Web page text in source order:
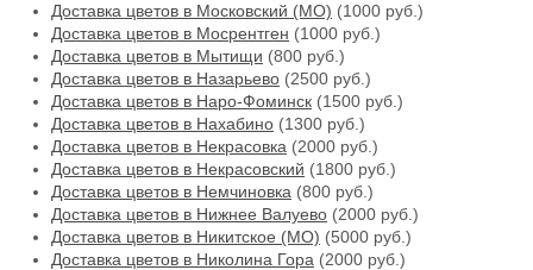
Доставка цветов в Московский (МО) (1000 руб.)
Доставка цветов в Мосрентген (1000 руб.)
Доставка цветов в Мытищи (800 руб.)
Доставка цветов в Назарьево (2500 руб.)
Доставка цветов в Наро-Фоминск (1500 руб.)
Доставка цветов в Нахабино (1300 руб.)
Доставка цветов в Некрасовка (2000 руб.)
Доставка цветов в Некрасовский (1800 руб.)
Доставка цветов в Немчиновка (800 руб.)
Доставка цветов в Нижнее Валуево (2000 руб.)
Доставка цветов в Никитское (МО) (5000 руб.)
Доставка цветов в Николина Гора (2000 руб.)